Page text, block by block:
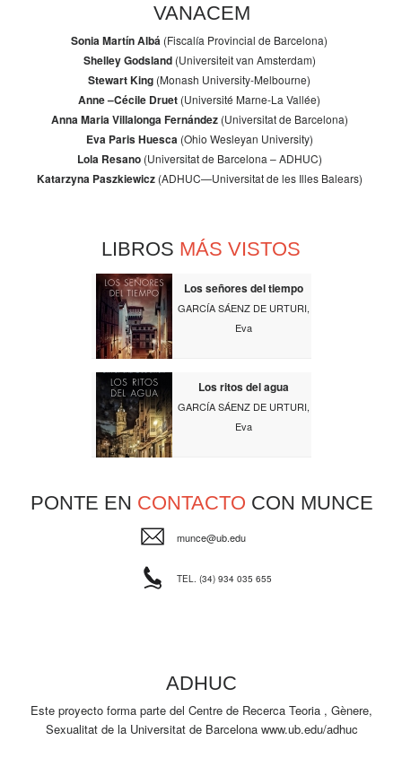
VANACEM
Sonia Martín Albá (Fiscalía Provincial de Barcelona)
Shelley Godsland(Universiteit van Amsterdam)
Stewart King (Monash University-Melbourne)
Anne –Cécile Druet (Université Marne-La Vallée)
Anna Maria Villalonga Fernández(Universitat de Barcelona)
Eva Paris Huesca (Ohio Wesleyan University)
Lola Resano (Universitat de Barcelona – ADHUC)
Katarzyna Paszkiewicz(ADHUC—Universitat de les Illes Balears)
LIBROS MÁS VISTOS
Los señores del tiempo
GARCÍA SÁENZ DE URTURI,
Eva
Los ritos del agua
GARCÍA SÁENZ DE URTURI,
Eva
PONTE EN CONTACTO CON MUNCE
munce@ub.edu
TEL. (34) 934 035 655
ADHUC
Este proyecto forma parte del Centre de Recerca Teoria , Gènere,
Sexualitat de la Universitat de Barcelona www.ub.edu/adhuc